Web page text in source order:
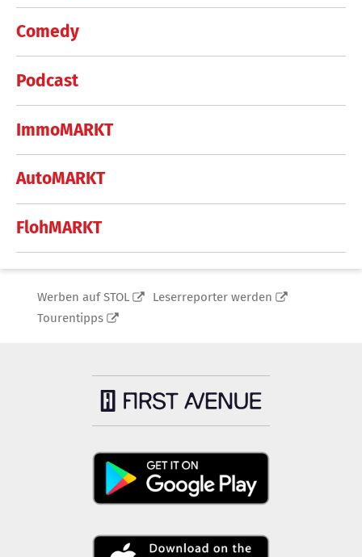
Comedy
Podcast
ImmoMARKT
AutoMARKT
FlohMARKT
Werben auf STOL
Leserreporter werden
Tourentipps